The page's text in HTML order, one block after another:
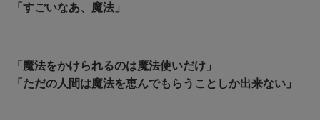
「すごいなあ、魔法」
「魔法をかけられるのは魔法使いだけ」
「ただの人間は魔法を恵んでもらうことしか出来ない」